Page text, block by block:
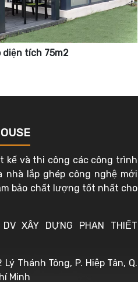
diện tích 75m2
kế và thi công các công trình
nhà lắp ghép công nghệ mới
bảo chất lượng tốt nhất cho
XÂY DỰNG PHAN THIẾT
Thánh Tông, P. Hiệp Tân, Q.
Minh